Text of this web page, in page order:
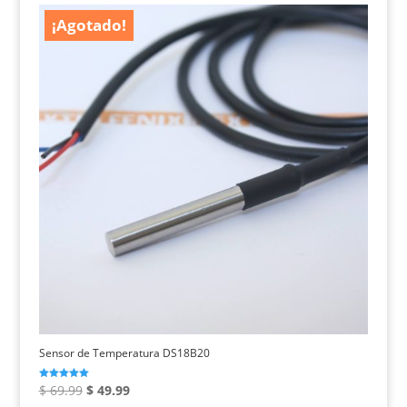
era:
$ 145.00. $ 75.00.
¡Agotado!
Sensor de Temperatura DS18B20
Valorado con
5.00
$69.99 El
$49.99El